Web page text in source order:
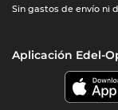
Sin gastos de envío ni
Aplicación Edel-